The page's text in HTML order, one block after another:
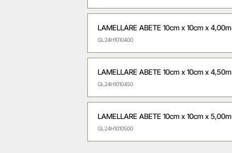
LAMELLARE ABETE 10cm x 10cm x 4,00m
GL24H1010400
LAMELLARE ABETE 10cm x 10cm x 4,50m
GL24H1010450
LAMELLARE ABETE 10cm x 10cm x 5,00m
GL24H1010500